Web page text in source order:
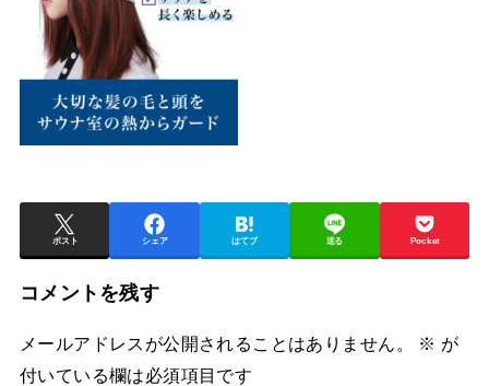
ポスト シェア はてブ 送る Pocket
コメントを残す
メールアドレスが公開されることはありません。 ※ が
付いている欄は必須項目です